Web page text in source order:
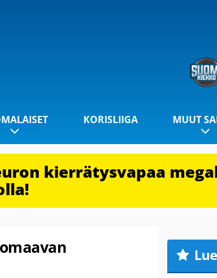
KORISLIIGA MUUT
kierrätysvapaa